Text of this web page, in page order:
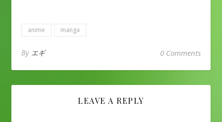
anime manga
By エギ 0 Comments
LEAVE A REPLY